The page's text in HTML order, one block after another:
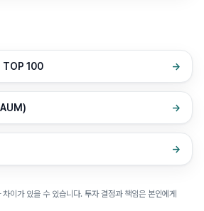
TOP 100 →
→
→
이가 있을 수 있습니다. 투자 결정과 책임은 본인에게